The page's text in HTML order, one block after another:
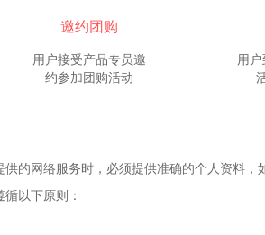
邀约团购
用户接受产品专员邀
约参加团购活动
用
的网络服务时，必须提供准确的个人资料，
以下原则：